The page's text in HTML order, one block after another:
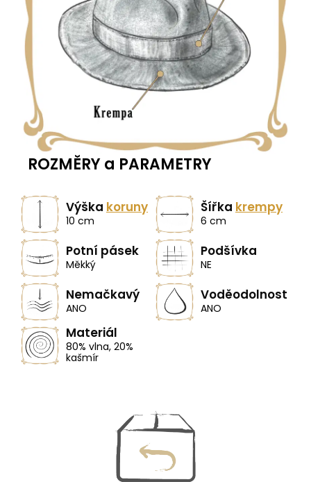
ROZMĚRY a PARAMETRY
Výška koruny
10 cm
Šířka krempy
6 cm
Potní pásek
Měkký
Podšívka
NE
Nemačkavý
ANO
Voděodolnost
ANO
Materiál
80% vlna, 20%
kašmír